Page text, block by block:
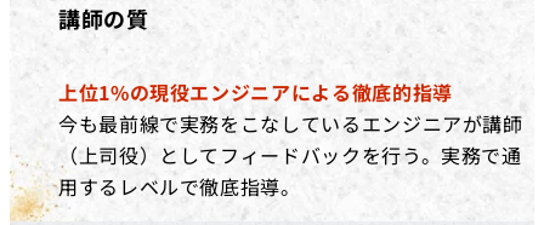
講師の質
上位1%の現役エンジニアによる徹底的指導
今も最前線で実務をこなしているエンジニアが講師
（上司役）としてフィードバックを行う。実務で通
用するレベルで徹底指導。